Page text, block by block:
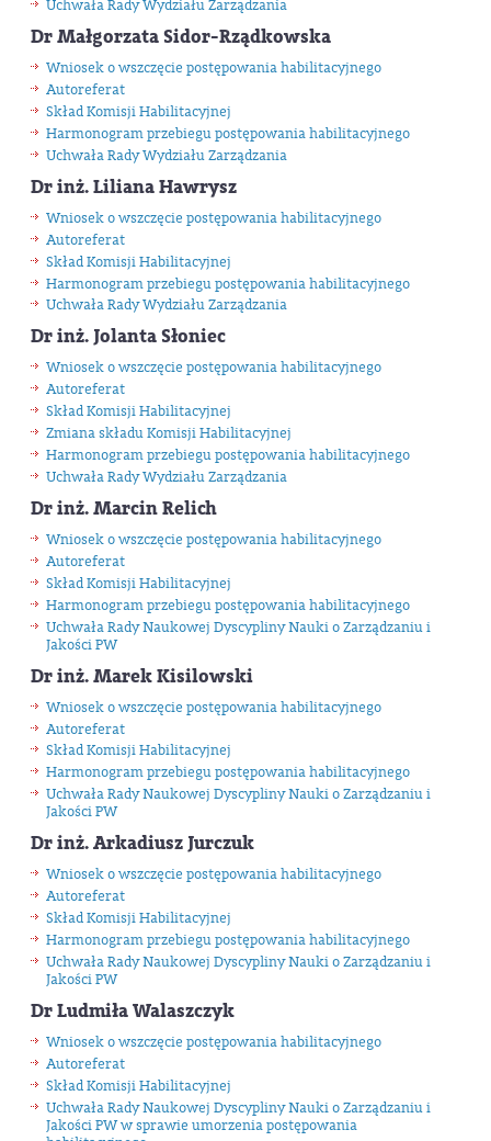
Uchwała Rady Wydziału Zarządzania
Dr Małgorzata Sidor-Rządkowska
Wniosek o wszczęcie postępowania habilitacyjnego
Autoreferat
Skład Komisji Habilitacyjnej
Harmonogram przebiegu postępowania habilitacyjnego
Uchwała Rady Wydziału Zarządzania
Dr inż. Liliana Hawrysz
Wniosek o wszczęcie postępowania habilitacyjnego
Autoreferat
Skład Komisji Habilitacyjnej
Harmonogram przebiegu postępowania habilitacyjnego
Uchwała Rady Wydziału Zarządzania
Dr inż. Jolanta Słoniec
Wniosek o wszczęcie postępowania habilitacyjnego
Autoreferat
Skład Komisji Habilitacyjnej
Zmiana składu Komisji Habilitacyjnej
Harmonogram przebiegu postępowania habilitacyjnego
Uchwała Rady Wydziału Zarządzania
Dr inż. Marcin Relich
Wniosek o wszczęcie postępowania habilitacyjnego
Autoreferat
Skład Komisji Habilitacyjnej
Harmonogram przebiegu postępowania habilitacyjnego
Uchwała Rady Naukowej Dyscypliny Nauki o Zarządzaniu i
Jakości PW
Dr inż. Marek Kisilowski
Wniosek o wszczęcie postępowania habilitacyjnego
Autoreferat
Skład Komisji Habilitacyjnej
Harmonogram przebiegu postępowania habilitacyjnego
Uchwała Rady Naukowej Dyscypliny Nauki o Zarządzaniu i
Jakości PW
Dr inż. Arkadiusz Jurczuk
Wniosek o wszczęcie postępowania habilitacyjnego
Autoreferat
Skład Komisji Habilitacyjnej
Harmonogram przebiegu postępowania habilitacyjnego
Uchwała Rady Naukowej Dyscypliny Nauki o Zarządzaniu i
Jakości PW
Dr Ludmiła Walaszczyk
Wniosek o wszczęcie postępowania habilitacyjnego
Autoreferat
Skład Komisji Habilitacyjnej
Uchwała Rady Naukowej Dyscypliny Nauki o Zarządzaniu i
Jakości PW w sprawie umorzenia postępowania